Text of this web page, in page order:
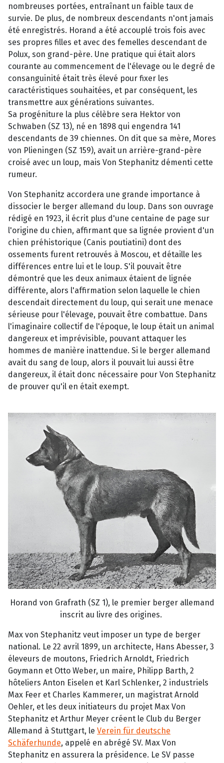
nombreuses portées, entraînant un faible taux de
survie. De plus, de nombreux descendants n'ont jamais
été enregistrés. Horand a été accouplé trois fois avec
ses propres filles et avec des femelles descendant de
Polux, son grand-père. Une pratique qui était alors
courante au commencement de l'élevage ou le degré de
consanguinité était très élevé pour fixer les
caractéristiques souhaitées, et par conséquent, les
transmettre aux générations suivantes.
Sa progéniture la plus célèbre sera Hektor von
Schwaben (SZ 13), né en 1898 qui engendra 141
descendants de 39 chiennes. On dit que sa mère, Mores
von Plieningen (SZ 159), avait un arrière-grand-père
croisé avec un loup, mais Von Stephanitz démenti cette
rumeur.
Von Stephanitz accordera une grande importance à
dissocier le berger allemand du loup. Dans son ouvrage
rédigé en 1923, il écrit plus d'une centaine de page sur
l'origine du chien, affirmant que sa lignée provient d'un
chien préhistorique (Canis poutiatini) dont des
ossements furent retrouvés à Moscou, et détaille les
différences entre lui et le loup. S'il pouvait être
démontré que les deux animaux étaient de lignée
différente, alors l'affirmation selon laquelle le chien
descendait directement du loup, qui serait une menace
sérieuse pour l'élevage, pouvait être combattue. Dans
l'imaginaire collectif de l'époque, le loup était un animal
dangereux et imprévisible, pouvant attaquer les
hommes de manière inattendue. Si le berger allemand
avait du sang de loup, alors il pouvait lui aussi être
dangereux, il était donc nécessaire pour Von Stephanitz
de prouver qu'il en était exempt.
Horand von Grafrath (SZ 1), le premier berger allemand
inscrit au livre des origines.
Max von Stephanitz veut imposer un type de berger
national. Le 22 avril 1899, un architecte, Hans Abesser, 3
éleveurs de moutons, Friedrich Arnoldt, Friedrich
Goymann et Otto Weber, un maire, Philipp Barth, 2
hôteliers Anton Eiselen et Karl Schlenker, 2 industriels
Max Feer et Charles Kammerer, un magistrat Arnold
Oehler, et les deux initiateurs du projet Max Von
Stephanitz et Arthur Meyer créent le Club du Berger
Allemand à Stuttgart, le Verein für deutsche
Schäferhunde, appelé en abrégé SV. Max Von
Stephanitz en assurera la présidence. Le SV passe